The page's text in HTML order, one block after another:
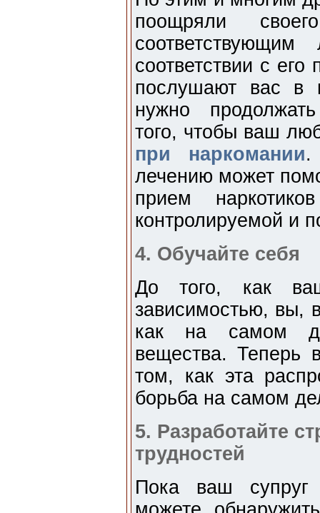
поощряли
соответствии с
послушают вас в
нужно
того, чтобы ваш
при наркомании.
лечению может
прием
контролируемой и
4. Обучайте себя
До того, как
зависимостью, вы,
как на самом
вещества. Теперь
том, как эта
борьба на самом
5. Разработайте
трудностей
Пока ваш супруг